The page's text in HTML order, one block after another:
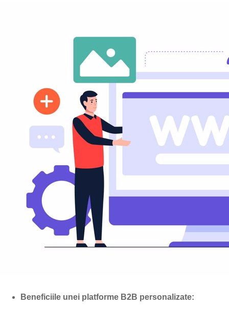
Beneficiile unei platforme B2B personalizate: